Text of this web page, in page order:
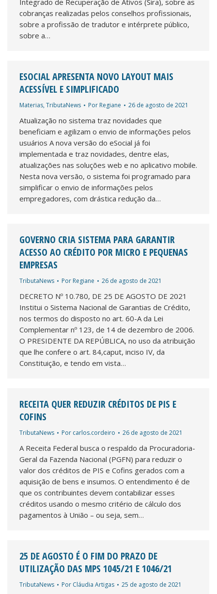
Integrado de Recuperação de Ativos (Sira), sobre as
cobranças realizadas pelos conselhos profissionais,
sobre a profissão de tradutor e intérprete público,
sobre a…
ESOCIAL APRESENTA NOVO LAYOUT MAIS
ACESSÍVEL E SIMPLIFICADO
Materias,TributaNews Por Regiane 26 de agosto de 2021
Atualização no sistema traz novidades que
beneficiam e agilizam o envio de informações pelos
usuários A nova versão do eSocial já foi
implementada e traz novidades, dentre elas,
atualizações nas soluções web e no aplicativo mobile.
Nesta nova versão, o sistema foi programado para
simplificar o envio de informações pelos
empregadores, com drástica redução da…
GOVERNO CRIA SISTEMA PARA GARANTIR
ACESSO AO CRÉDITO POR MICRO E PEQUENAS
EMPRESAS
TributaNews Por Regiane 26 de agosto de 2021
DECRETO Nº 10.780, DE 25 DE AGOSTO DE 2021
Institui o Sistema Nacional de Garantias de Crédito,
nos termos do disposto no art. 60-A da Lei
Complementar nº 123, de 14 de dezembro de 2006.
O PRESIDENTE DA REPÚBLICA, no uso da atribuição
que lhe confere o art. 84,caput, inciso IV, da
Constituição, e tendo em vista…
RECEITA QUER REDUZIR CRÉDITOS DE PIS E
COFINS
TributaNews Por carlos.cordeiro 26 de agosto de 2021
A Receita Federal busca o respaldo da Procuradoria-
Geral da Fazenda Nacional (PGFN) para reduzir o
valor dos créditos de PIS e Cofins gerados com a
aquisição de bens e insumos. O entendimento é de
que os contribuintes devem contabilizar esses
créditos usando o mesmo critério de cálculo dos
pagamentos à União – ou seja, sem…
25 DE AGOSTO É O FIM DO PRAZO DE
UTILIZAÇÃO DAS MPS 1045/21 E 1046/21
TributaNews Por Cláudia Artigas 25 de agosto de 2021